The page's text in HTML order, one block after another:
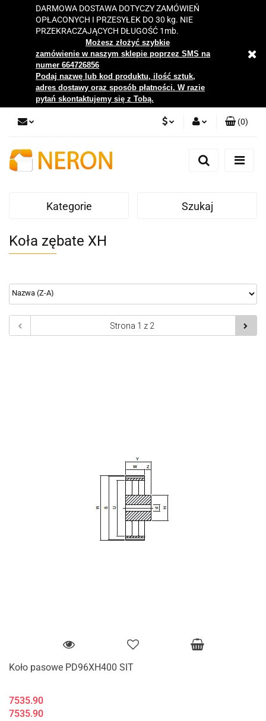
DARMOWA DOSTAWA DOTYCZY ZAMÓWIEŃ
OPŁACONYCH I PRZESYŁEK DO 30 kg. NIE
PRZEKRACZAJĄCYCH DŁUGOŚĆ 1mb.
Możesz złożyć szybkie
zamówienie w naszym sklepie poprzez SMS na
numer 664726856
Podaj nazwę lub kod produktu, ilość sztuk,
adres dostawy oraz sposób płatności. W razie
pytań skontaktujemy się z Tobą.
Zaloguj się
Zgody cookies
(0)
Kategorie Szukaj
Koła zębate XH
Koło pasowe PD96XH400 SIT
7535.90
7535.90